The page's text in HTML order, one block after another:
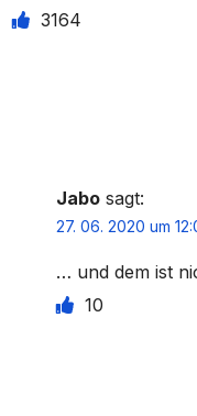
3164
Jabo sagt:
27. 06. 2020 um
… und dem ist
10